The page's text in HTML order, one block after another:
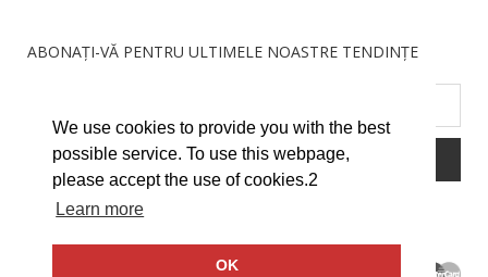
We use cookies to provide you with the best
possible service. To use this webpage,
please accept the use of cookies.2
Learn more
OK
ABONAȚI-VĂ PENTRU ULTIMELE NOASTRE TENDINȚE